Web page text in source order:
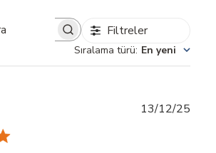
Yorumlarda ara Filtreler
Sıralama türü: En yeni
13/12/25